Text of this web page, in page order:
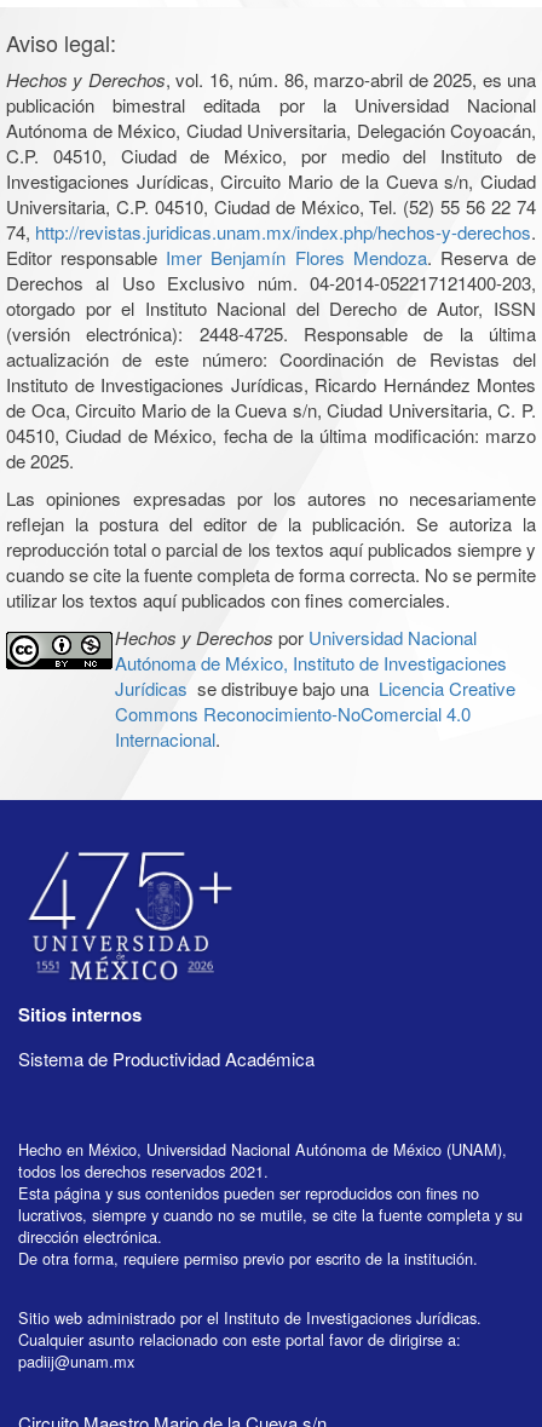
Aviso legal:
Hechos y Derechos, vol. 16, núm. 86, marzo-abril de 2025, es una
publicación bimestral editada por la Universidad Nacional
Autónoma de México, Ciudad Universitaria, Delegación Coyoacán,
C.P. 04510, Ciudad de México, por medio del Instituto de
Investigaciones Jurídicas, Circuito Mario de la Cueva s/n, Ciudad
Universitaria, C.P. 04510, Ciudad de México, Tel. (52) 55 56 22 74
74, http://revistas.juridicas.unam.mx/index.php/hechos-y-derechos.
Editor responsable Imer Benjamín Flores Mendoza. Reserva de
Derechos al Uso Exclusivo núm. 04-2014-052217121400-203,
otorgado por el Instituto Nacional del Derecho de Autor, ISSN
(versión electrónica): 2448-4725. Responsable de la última
actualización de este número: Coordinación de Revistas del
Instituto de Investigaciones Jurídicas, Ricardo Hernández Montes
de Oca, Circuito Mario de la Cueva s/n, Ciudad Universitaria, C. P.
04510, Ciudad de México, fecha de la última modificación: marzo
de 2025.
Las opiniones expresadas por los autores no necesariamente
reflejan la postura del editor de la publicación. Se autoriza la
reproducción total o parcial de los textos aquí publicados siempre y
cuando se cite la fuente completa de forma correcta. No se permite
utilizar los textos aquí publicados con fines comerciales.
Hechos y Derechos por Universidad Nacional
Autónoma de México, Instituto de Investigaciones
Jurídicas se distribuye bajo una Licencia Creative
Commons Reconocimiento-NoComercial 4.0
Internacional.
Sitios internos
Sistema de Productividad Académica
Hecho en México, Universidad Nacional Autónoma de México (UNAM),
todos los derechos reservados 2021.
Esta página y sus contenidos pueden ser reproducidos con fines no
lucrativos, siempre y cuando no se mutile, se cite la fuente completa y su
dirección electrónica.
De otra forma, requiere permiso previo por escrito de la institución.
Sitio web administrado por el Instituto de Investigaciones Jurídicas.
Cualquier asunto relacionado con este portal favor de dirigirse a:
padiij@unam.mx